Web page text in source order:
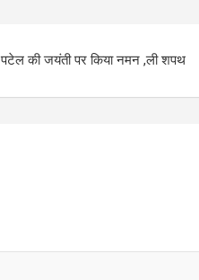
पटेल की जयंती पर किया नमन ,ली शपथ